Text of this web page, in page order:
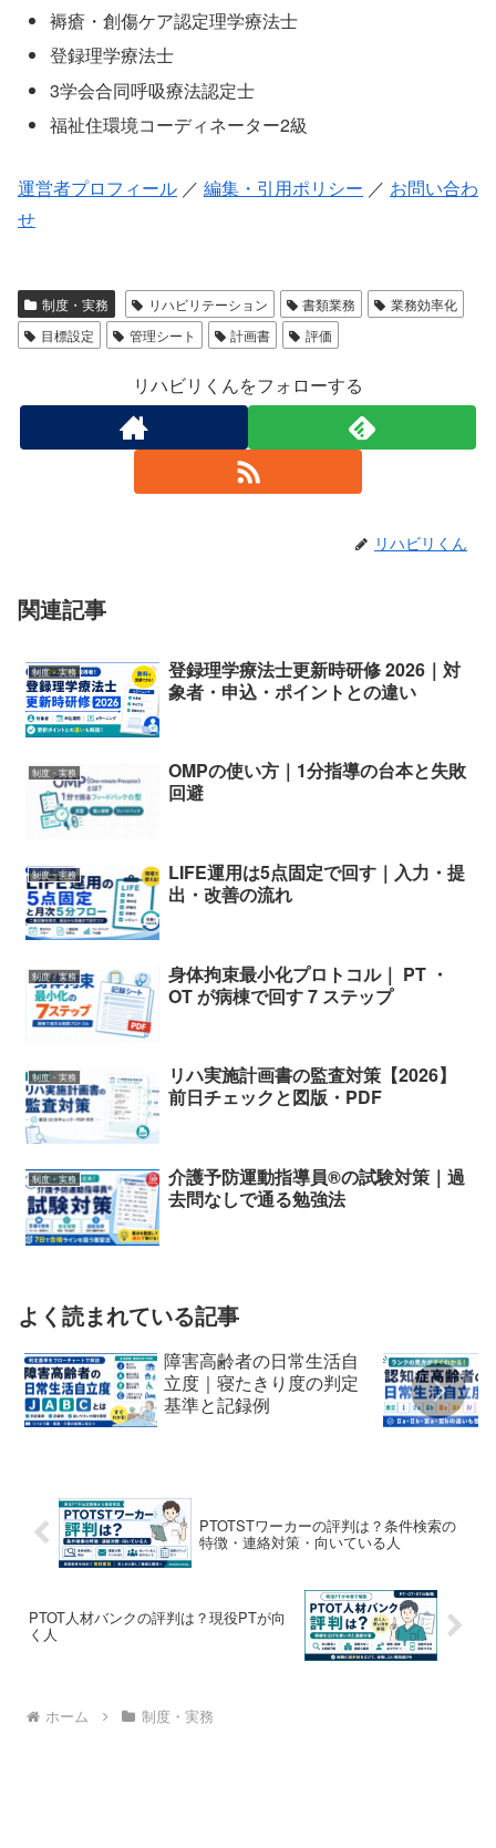
褥瘡・創傷ケア認定理学療法士
登録理学療法士
3学会合同呼吸療法認定士
福祉住環境コーディネーター2級
運営者プロフィール ／ 編集・引用ポリシー ／ お問い合わ
せ
制度・実務 リハビリテーション 書類業務
業務効率化
目標設定
管理シート 計画書 評価
リハビリくんをフォローする
リハビリくん
関連記事
制度・実務
登録理学療法士更新時研修 2026｜対
象者・申込・ポイントとの違い
制度・実務
OMPの使い方｜1分指導の台本と失敗
回避
制度・実務
LIFE運用は5点固定で回す｜入力・提
出・改善の流れ
制度・実務
身体拘束最小化プロトコル｜ PT ・
OT が病棟で回す 7 ステップ
制度・実務
リハ実施計画書の監査対策【2026】
前日チェックと図版・PDF
制度・実務
介護予防運動指導員®の試験対策｜過
去問なしで通る勉強法
よく読まれている記事
障害高齢者の日常生活自
立度｜寝たきり度の判定
基準と記録例
PTOTSTワーカーの評判は？条件検索の
特徴・連絡対策・向いている人
PTOT人材バンクの評判は？現役PTが向
く人
ホーム 制度・実務